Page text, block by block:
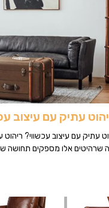
עתיק עם עיצוב
עתיק עם עיצוב עכשווי?
שרהיטים אלו מספקים תחושה